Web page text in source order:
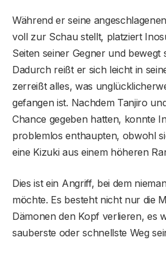
Während er seine
voll zur Schau stellt, platziert
Seiten seiner Gegner und bewegt
Dadurch reißt er sich leicht in
zerreißt alles, was
gefangen ist. Nachdem Tanjiro
Chance gegeben hatten, konnte
problemlos enthaupten, obwohl
eine Kizuki aus einem höheren
Dies ist ein Angriff, bei dem
möchte. Es besteht nicht nur die
Dämonen den Kopf verlieren, es
sauberste oder schnellste Weg